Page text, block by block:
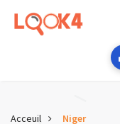
Acceuil Niger